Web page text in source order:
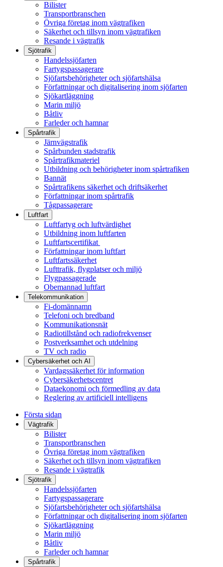
Bilister
Transportbranschen
Övriga företag inom vägtrafiken
Säkerhet och tillsyn inom vägtrafiken
Resande i vägtrafik
Sjötrafik
Handelssjöfarten
Fartygspassagerare
Sjöfartsbehörigheter och sjöfartshälsa
Författningar och digitalisering inom sjöfarten
Sjökartläggning
Marin miljö
Båtliv
Farleder och hamnar
Spårtrafik
Järnvägstrafik
Spårbunden stadstrafik
Spårtrafikmateriel
Utbildning och behörigheter inom spårtrafiken
Bannät
Spårtrafikens säkerhet och driftsäkerhet
Författningar inom spårtrafik
Tågpassagerare
Luftfart
Luftfartyg och luftvärdighet
Utbildning inom luftfarten
Luftfartscertifikat
Författningar inom luftfart
Luftfartssäkerhet
Lufttrafik, flygplatser och miljö
Flygpassagerade
Obemannad luftfart
Telekommunikation
Fi-domännamn
Telefoni och bredband
Kommunikationsnät
Radiotillstånd och radiofrekvenser
Postverksamhet och utdelning
TV och radio
Cybersäkerhet och AI
Vardagssäkerhet för information
Cybersäkerhetscentret
Dataekonomi och förmedling av data
Reglering av artificiell intelligens
Första sidan
Vägtrafik
Bilister
Transportbranschen
Övriga företag inom vägtrafiken
Säkerhet och tillsyn inom vägtrafiken
Resande i vägtrafik
Sjötrafik
Handelssjöfarten
Fartygspassagerare
Sjöfartsbehörigheter och sjöfartshälsa
Författningar och digitalisering inom sjöfarten
Sjökartläggning
Marin miljö
Båtliv
Farleder och hamnar
Spårtrafik